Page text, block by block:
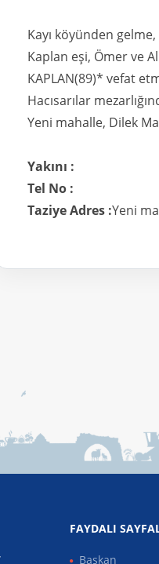
Kayı köyünden
Kaplan eşi, Ömer ve
KAPLAN(89)* vefat
Hacısarılar
Yeni mahalle, Dilek
Yakını :
Tel No :
Taziye Adres :Yeni
FAYDALI
Başkan